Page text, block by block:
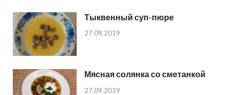
Тыквенный суп-пюре
27.09.2019
Мясная солянка со сметанкой
27.09.2019